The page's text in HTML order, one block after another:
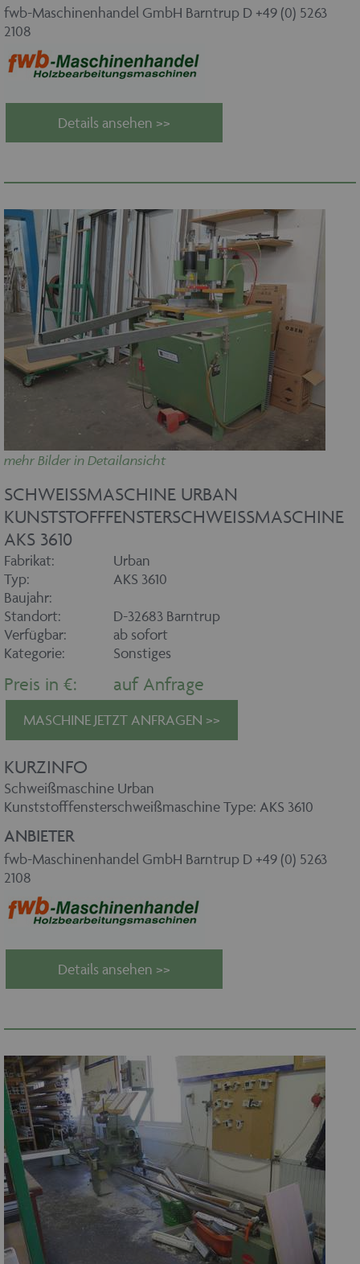
fwb-Maschinenhandel GmbH Barntrup D +49 (0) 5263
2108
Details ansehen >>
mehr Bilder in Detailansicht
SCHWEISSMASCHINE URBAN K
UNSTSTOFFFENSTERSCHWEISSMASCHINE AK
S 3610
Fabrikat:
Urban
Typ:
AKS 3610
Baujahr:
Standort:
D-32683 Barntrup
Verfügbar:
ab sofort
Kategorie:
Sonstiges
Preis in €: auf Anfrage
MASCHINE JETZT ANFRAGEN >>
KURZINFO
Schweißmaschine Urban
Kunststofffensterschweißmaschine Type: AKS 3610
ANBIETER
fwb-Maschinenhandel GmbH Barntrup D +49 (0) 5263
2108
Details ansehen >>